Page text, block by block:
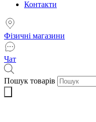
Контакти
Фізичні магазини
Чат
Пошук товарів